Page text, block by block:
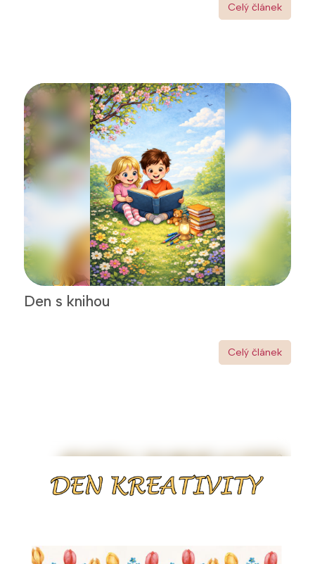
Celý článek
Den s knihou
Celý článek